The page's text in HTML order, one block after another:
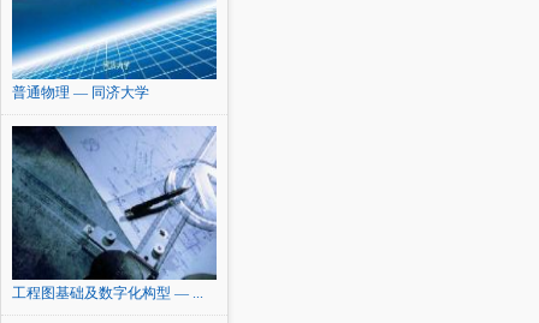
普通物理 — 同济大学
工程图基础及数字化构型 — ...